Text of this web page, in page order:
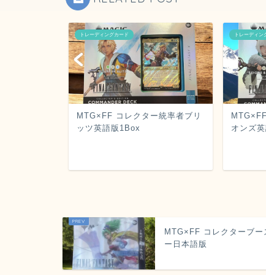
トレーディングカード
MTG×FF コレクター統率者ブリ
ッツ英語版1Box
トレーディン
オンズ
MTG×FF コレクターブー
ー日本語版